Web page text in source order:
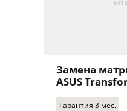
Замена
ASUS
T303UA
Гарантия 3 мес.